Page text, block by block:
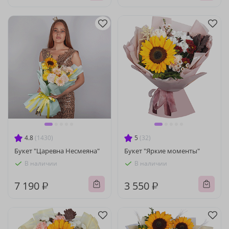
4.8 (1430)
Букет "Царевна Несмеяна"
В наличии
7 190 ₽
5 (32)
Букет "Яркие моменты"
В наличии
3 550 ₽